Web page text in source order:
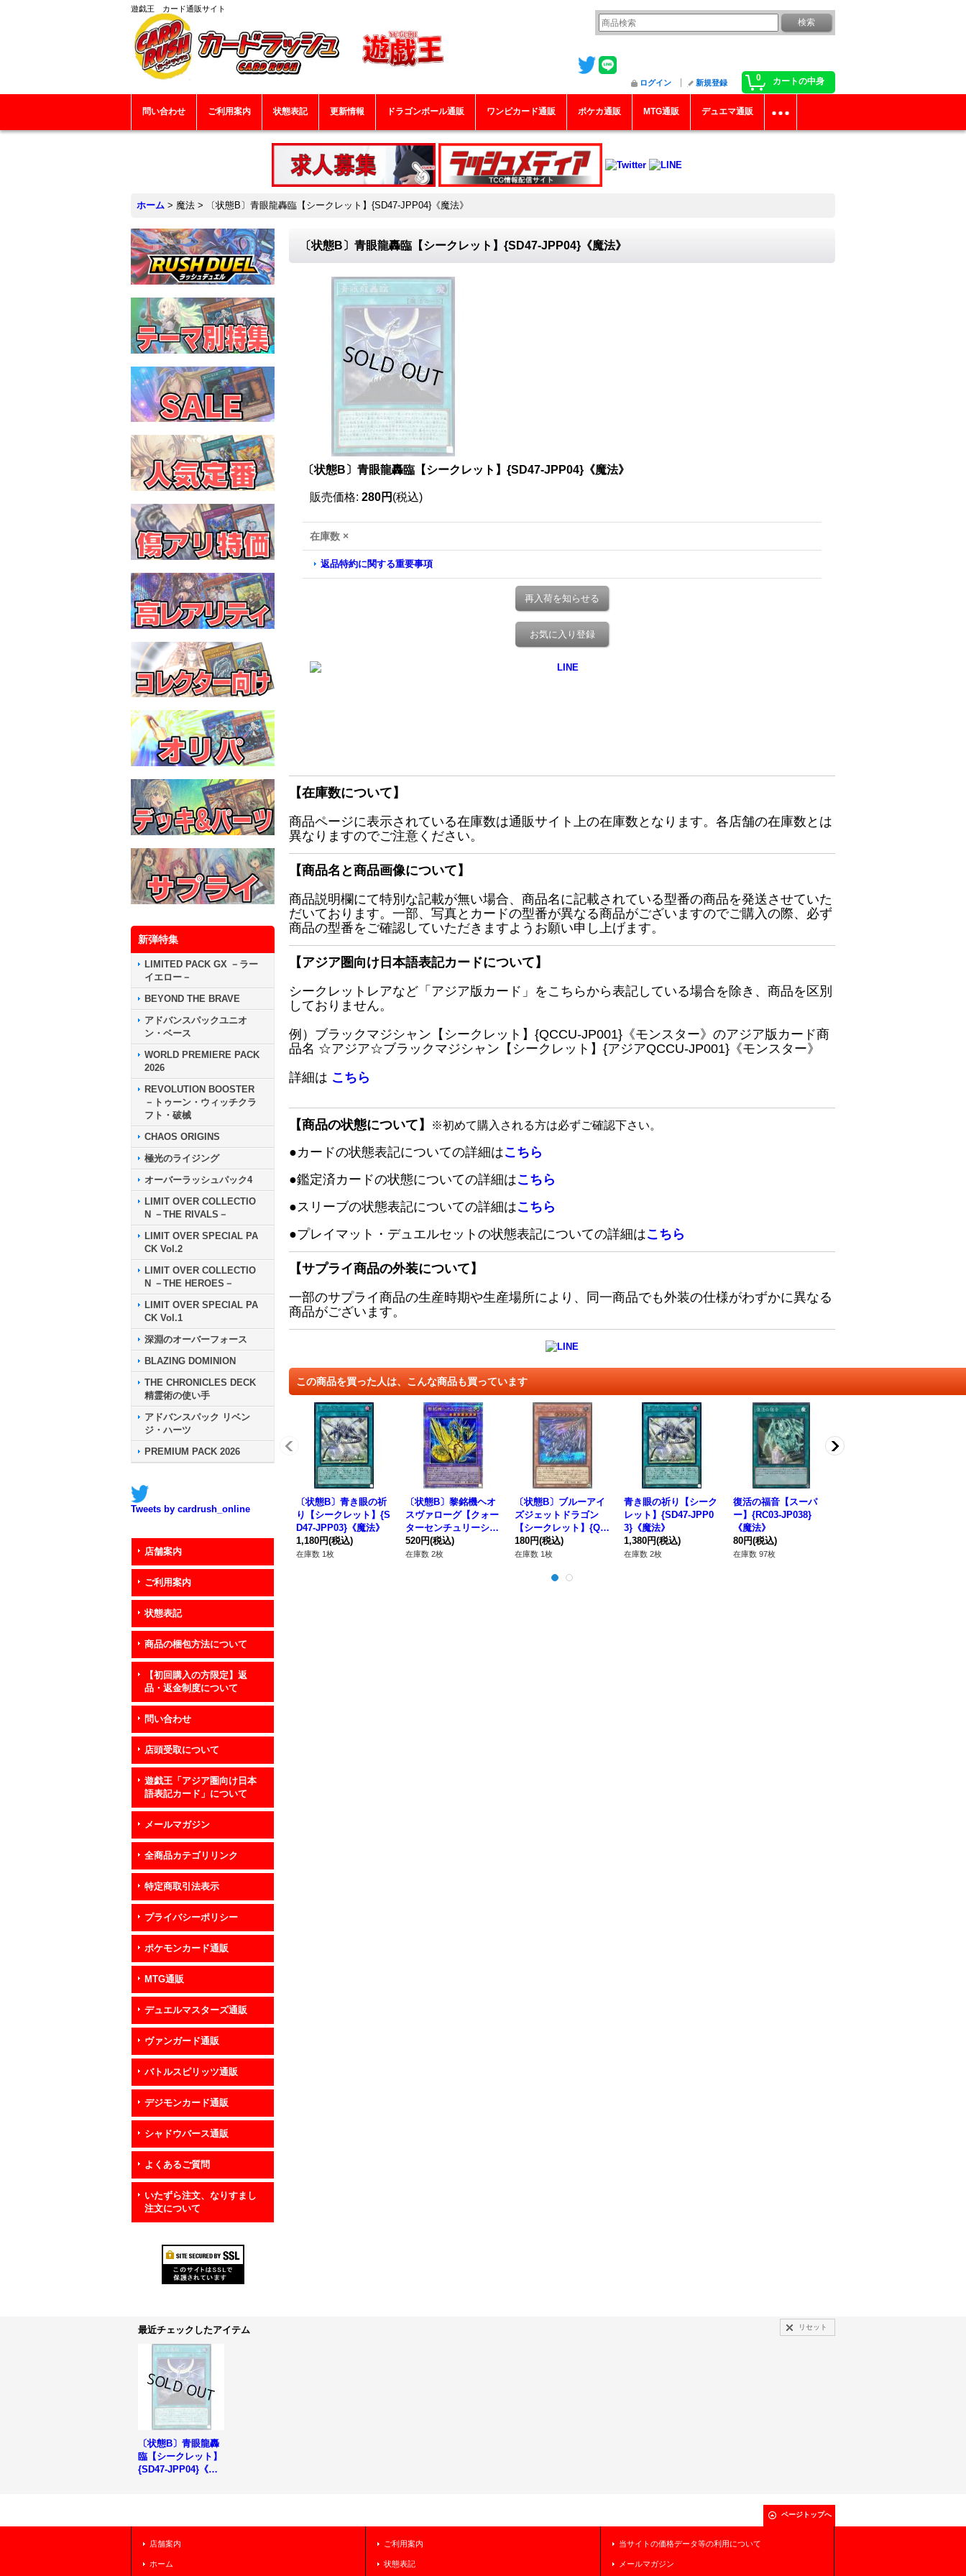
遊戯王 カード通販サイト
0 カートの中身
ログイン 新規登録
問い合わせ ご利用案内 状態表記 更新情報 ドラゴンボール通販 ワンピカード通販 ポケカ通販 MTG通販 デュエマ通販
ホーム > 魔法 > 〔状態B〕青眼龍轟臨【シークレット】{SD47-JPP04}《魔法》
新弾特集
LIMITED PACK GX －ラー
イエロー－
BEYOND THE BRAVE
アドバンスパックユニオ
ン・ベース
WORLD PREMIERE PACK
2026
REVOLUTION BOOSTER
－トゥーン・ウィッチクラ
フト・破械
CHAOS ORIGINS
極光のライジング
オーバーラッシュパック4
LIMIT OVER COLLECTIO
N －THE RIVALS－
LIMIT OVER SPECIAL PA
CK Vol.2
LIMIT OVER COLLECTIO
N －THE HEROES－
LIMIT OVER SPECIAL PA
CK Vol.1
深淵のオーバーフォース
BLAZING DOMINION
THE CHRONICLES DECK
精霊術の使い手
アドバンスパック リベン
ジ・ハーツ
PREMIUM PACK 2026
Tweets by cardrush_online
店舗案内
ご利用案内
状態表記
商品の梱包方法について
【初回購入の方限定】返
品・返金制度について
問い合わせ
店頭受取について
遊戯王「アジア圏向け日本
語表記カード」について
メールマガジン
全商品カテゴリリンク
特定商取引法表示
プライバシーポリシー
ポケモンカード通販
MTG通販
デュエルマスターズ通販
ヴァンガード通販
バトルスピリッツ通販
デジモンカード通販
シャドウバース通販
よくあるご質問
いたずら注文、なりすまし
注文について
〔状態B〕青眼龍轟臨【シークレット】{SD47-JPP04}《魔法》
〔状態B〕青眼龍轟臨【シークレット】{SD47-JPP04}《魔法》
販売価格: 280円 (税込)
在庫数 ×
返品特約に関する重要事項
再入荷を知らせる
お気に入り登録
【在庫数について】
商品ページに表示されている在庫数は通販サイト上の在庫数となります。各店舗の在庫数とは
異なりますのでご注意ください。
【商品名と商品画像について】
商品説明欄にて特別な記載が無い場合、商品名に記載されている型番の商品を発送させていた
だいております。一部、写真とカードの型番が異なる商品がございますのでご購入の際、必ず
商品の型番をご確認していただきますようお願い申し上げます。
【アジア圏向け日本語表記カードについて】
シークレットレアなど「アジア版カード」をこちらから表記している場合を除き、商品を区別
しておりません。
例）ブラックマジシャン【シークレット】{QCCU-JP001}《モンスター》のアジア版カード商
品名 ☆アジア☆ブラックマジシャン【シークレット】{アジアQCCU-JP001}《モンスター》
詳細は こちら
【商品の状態について】 ※初めて購入される方は必ずご確認下さい。
●カードの状態表記についての詳細はこちら
●鑑定済カードの状態についての詳細はこちら
●スリーブの状態表記についての詳細はこちら
●プレイマット・デュエルセットの状態表記についての詳細はこちら
【サプライ商品の外装について】
一部のサプライ商品の生産時期や生産場所により、同一商品でも外装の仕様がわずかに異なる
商品がございます。
この商品を買った人は、こんな商品も買っています
〔状態B〕青き眼の祈
り【シークレット】{S
D47-JPP03}《魔法》
1,180円(税込)
在庫数 1枚
〔状態B〕黎銘機ヘオ
スヴァローグ【クォー
ターセンチュリーシー
クレット】{ROTA-JP0
35}《融合》
520円(税込)
在庫数 2枚
〔状態B〕ブルーアイ
ズジェットドラゴン
【シークレット】{QC
DB-JP028}《モンスタ
ー》
180円(税込)
在庫数 1枚
青き眼の祈り【シーク
レット】{SD47-JPP0
3}《魔法》
1,380円(税込)
在庫数 2枚
復活の福音【スーパ
ー】{RC03-JP038}
《魔法》
80円(税込)
在庫数 97枚
最近チェックしたアイテム リセット
〔状態B〕青眼龍轟
臨【シークレット】
{SD47-JPP04}《魔
ページトップへ
店舗案内
ホーム
ご利用案内
状態表記
当サイトの価格データ等の利用について
メールマガジン